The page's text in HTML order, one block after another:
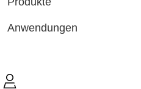
Anwendungen